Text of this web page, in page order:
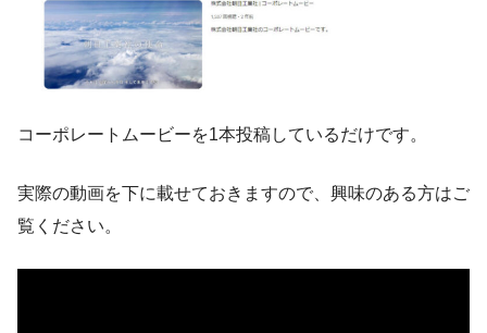
コーポレートムービーを1本投稿しているだけです。
実際の動画を下に載せておきますので、興味のある方はご
覧ください。